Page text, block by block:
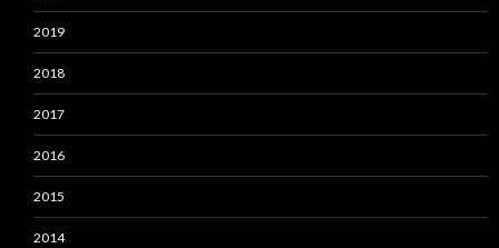
2019
2018
2017
2016
2015
2014